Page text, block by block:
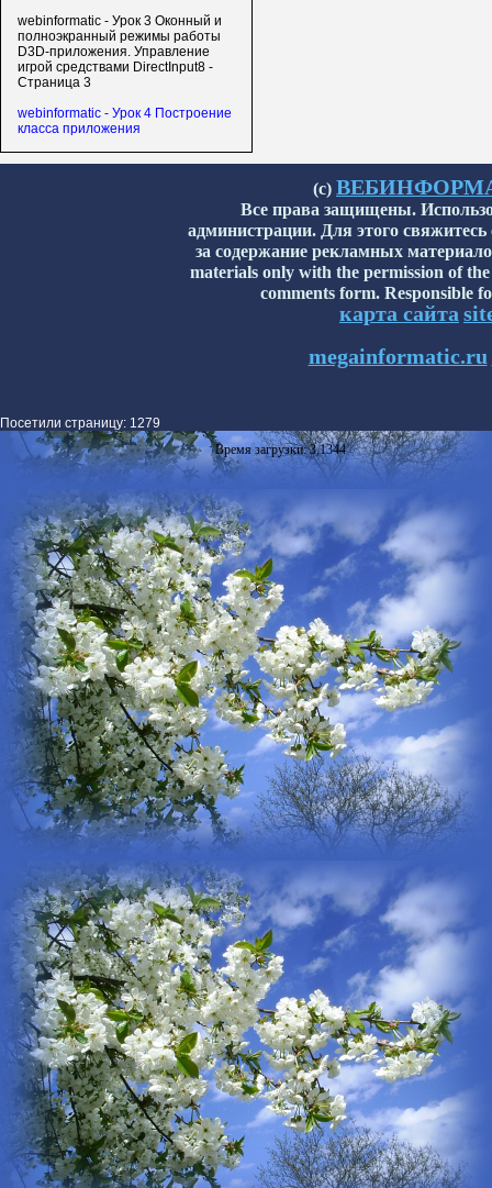
webinformatic - Урок 3 Оконный и
полноэкранный режимы работы
D3D-приложения. Управление
игрой средствами DirectInput8 -
Страница 3
webinformatic - Урок 4 Построение
класса приложения
(с)
Все права защищены.
администрации. Для этого
за содержание рекламных
materials only with the permission of
comments form. Responsible
карта сайта
megainformatic.ru
Посетили страницу: 1279
Время загрузки: 3,1344